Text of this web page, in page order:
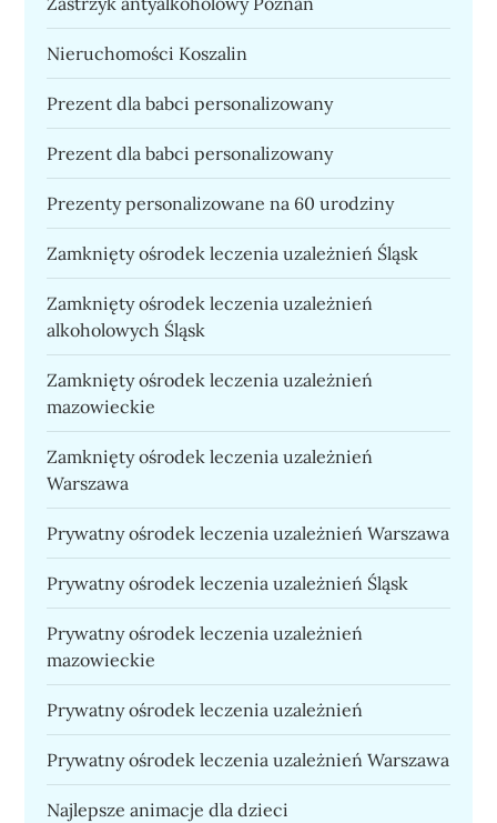
Nieruchomości Koszalin
Prezent dla babci personalizowany
Prezent dla babci personalizowany
Prezenty personalizowane na 60 urodziny
Zamknięty ośrodek leczenia uzależnień Śląsk
Zamknięty ośrodek leczenia uzależnień
alkoholowych Śląsk
Zamknięty ośrodek leczenia uzależnień
mazowieckie
Zamknięty ośrodek leczenia uzależnień
Warszawa
Prywatny ośrodek leczenia uzależnień Warszawa
Prywatny ośrodek leczenia uzależnień Śląsk
Prywatny ośrodek leczenia uzależnień
mazowieckie
Prywatny ośrodek leczenia uzależnień
Prywatny ośrodek leczenia uzależnień Warszawa
Najlepsze animacje dla dzieci